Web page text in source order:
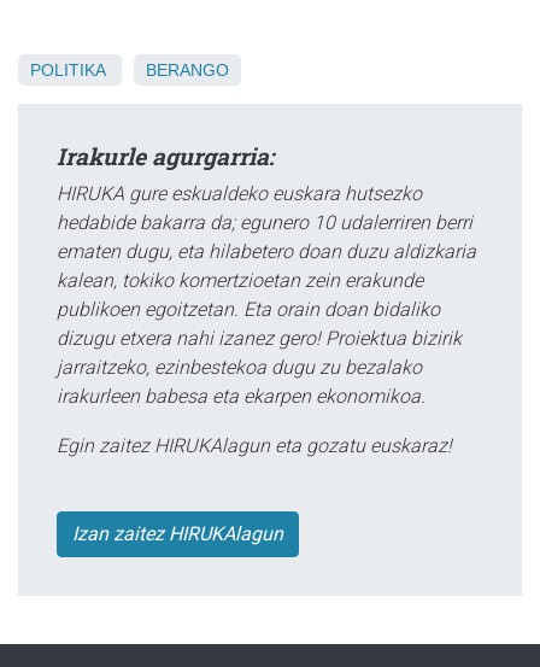
POLITIKA BERANGO
Irakurle agurgarria:
HIRUKA gure eskualdeko euskara hutsezko
hedabide bakarra da; egunero 10 udalerriren berri
ematen dugu, eta hilabetero doan duzu aldizkaria
kalean, tokiko komertzioetan zein erakunde
publikoen egoitzetan. Eta orain doan bidaliko
dizugu etxera nahi izanez gero! Proiektua bizirik
jarraitzeko, ezinbestekoa dugu zu bezalako
irakurleen babesa eta ekarpen ekonomikoa.
Egin zaitez HIRUKAlagun eta gozatu euskaraz!
Izan zaitez HIRUKAlagun